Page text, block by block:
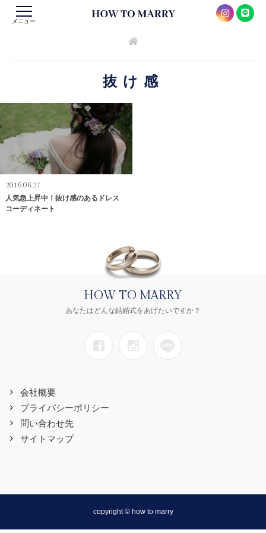
メニュー
抜け感
2016.06.27
人気急上昇中！抜け感のあるドレス
コーディネート
HOW TO MARRY
あなたはどんな結婚式をあげたいですか？
会社概要
プライバシーポリシー
問い合わせ先
サイトマップ
copyright © how to marry